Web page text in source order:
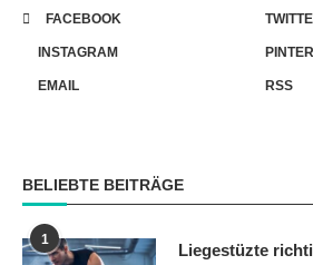
FACEBOOK
INSTAGRAM
EMAIL RSS
BELIEBTE BEITRÄGE
1
Liegestüzte